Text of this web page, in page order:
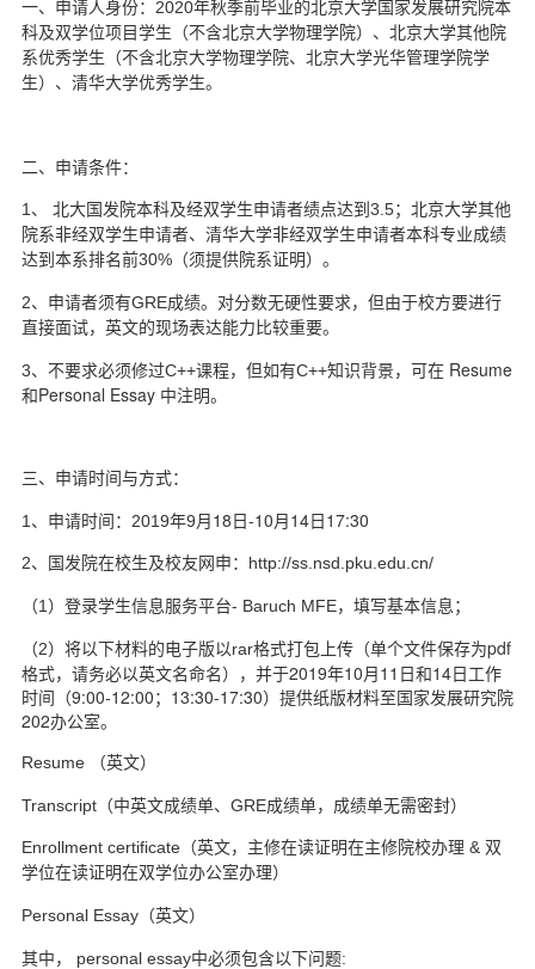
一、申请人身份：2020年秋季前毕业的北京大学国家发展研究院本
科及双学位项目学生（不含北京大学物理学院）、北京大学其他院
系优秀学生（不含北京大学物理学院、北京大学光华管理学院学
生）、清华大学优秀学生。
二、申请条件：
1、 北大国发院本科及经双学生申请者绩点达到3.5；北京大学其他
院系非经双学生申请者、清华大学非经双学生申请者本科专业成绩
达到本系排名前30% （须提供院系证明）。
2、申请者须有GRE成绩。对分数无硬性要求，但由于校方要进行
直接面试，英文的现场表达能力比较重要。
3、不要求必须修过C++课程，但如有C++知识背景，可在 Resume
和Personal Essay 中注明。
三、申请时间与方式：
1 、申请时间：2019年9月18日-10月14日17:30
2、国发院在校生及校友网申：http://ss.nsd.pku.edu.cn/
（1 ）登录学生信息服务平台- Baruch MFE，填写基本信息；
（2）将以下材料的电子版以rar格式打包上传（单个文件保存为pdf
格式，请务必以英文名命名），并于2019年10月11日和14日工作
时间（9:00-12:00；13:30-17:30）提供纸版材料至国家发展研究院
202办公室。
Resume （英文）
Transcript （中英文成绩单、GRE成绩单，成绩单无需密封）
Enrollment certificate （英文，主修在读证明在主修院校办理 & 双
学位在读证明在双学位办公室办理）
Personal Essay （英文）
其中， personal essay中必须包含以下问题: